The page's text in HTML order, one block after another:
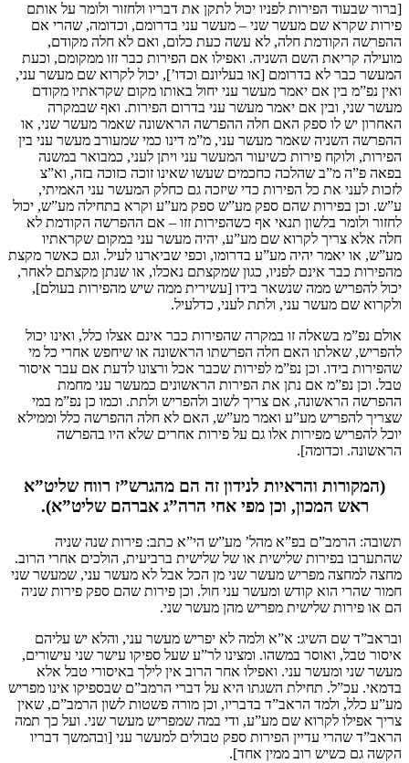
[ברור שבעוד הפירות לפניו יכול לתקן את דבריו ולחזור ולומר על אותם
פירות שקרא שם מעשר שני – מעשר עני בדרומם, וכדומה, שהרי אם
ההפרשה הקודמת חלה, לא עשה כעת כלום, ואם לא חלה מקודם,
מועילה קריאת השם השניה. ואפילו אם הפירות כבר זזו ממקומם, וכעת
המעשר כבר לא בדרומם [או בעליונם וכדו’], יכול לקרוא שם מעשר עני,
ואין נפ”מ בין אם יאמר מעשר עני יחול באותו מקום שקראתיו מקודם
מעשר שני, ובין אם יאמר מעשר עני בדרום הפירות. ואף שבמקרה
האחרון יש לו ספק האם חלה ההפרשה הראשונה שאמר מעשר שני, או
ההפרשה השניה שאמר מעשר עני, מ”מ דינו כמי שמעורב מעשר עני בין
הפירות, ולוקח פירות כשיעור המעשר עני ויתן לעני, כמבואר במשנה
בפאה פ”ה מ”ב שהלכה כחכמים שעשו שאינו זוכה כזוכה בזה, וא”צ
לזכות לעני את כל הפירות כדי שיזכה גם כחלק המעשר עני האמיתי,
ע”ש. וכן בפירות שהם ספק מע”ש ספק מע”ע וקרא בתחילה מע”ש, יכול
לחזור ולומר בלשון תנאי אף כשהפירות זזו – אם ההפרשה הקודמת לא
חלה אלא צריך לקרוא שם מע”ע, יהיה מעשר עני במקום שקראתיו
מע”ש, או יאמר יהיה מע”ע בדרומו, וכפי שביארנו לעיל. וגם כאשר מקצת
מהפירות כבר אינם לפניו, כגון שמקצתם נאכלו, או שנתן מקצתם לאחר,
יכול להפריש ממה שנשאר בידו [עשירית ממה שיש מהפירות בעולם],
ולקרוא שם מעשר עני, ולתת לעני, כדלעיל.
אולם נפ”מ בשאלה זו במקרה שהפירות כבר אינם אצלו כלל, ואינו יכול
להפריש, שאלתו האם חלה הפרשתו הראשונה או שיחפש אחרי כל מי
שהפירות בידו. וכן נפ”מ לפירות שכבר אכל ורצונו לדעת אם עבר איסור
טבל. וכן נפ”מ אם נתן את הפירות הראשונים כמעשר עני מחמת
ההפרשה הראשונה, אם צריך לשוב ולהפריש ולתת. וכמו כן נפ”מ במי
שצריך להפריש מע”ע ואמר מע”ש, האם לא חלה ההפרשה כלל וממילא
יוכל להפריש מפירות אלו גם על פירות אחרים שלא היו בהפרשה
הראשונה. וכדומה].
(המקורות והראיות לנידון זה הם מהגרש”ז רווח שליט”א
ראש המכון, וכן מפי אחי הרה”ג אברהם שליט”א).
תשובה: הרמב”ם בפ”א מהל’ מע”ש הי”א כתב: פירות שנה שניה
שהתערבו בפירות שלישית או של שלישית ברביעית, הולכים אחרי הרוב.
מחצה למחצה מפריש מעשר שני מן הכל אבל לא מעשר עני, שמעשר שני
חמור שהרי הוא קודש ומעשר עני חול. וכן פירות שהם ספק פירות שניה
הם או פירות שלישית מפריש מהן מעשר שני.
ובראב”ד שם השיג: א”א ולמה לא יפריש מעשר עני, והלא יש עליהם
איסור טבל, ואוסר במשהו. ומצינו לר”ע שעל ספיקו עישר שני עישורים,
מעשר שני ומעשר עני. ואפילו אחר הרוב אין לילך באיסורי טבל אלא
בדמאי. עכ”ל. תחילת השגתו היא על דברי הרמב”ם שבספיקו אינו מפריש
מע”ע כלל, ולמד הראב”ד בדבריו, וכן מורה פשטות לשון הרמב”ם, שאין
צריך אפילו לקרוא שם מע”ע, ודי במה שמפריש מעשר שני. ועל כך תמה
הראב”ד שהרי עדיין הפירות ספק טבולים למעשר עני [ובהמשך דבריו
הקשה גם כשיש רוב ממין אחד].